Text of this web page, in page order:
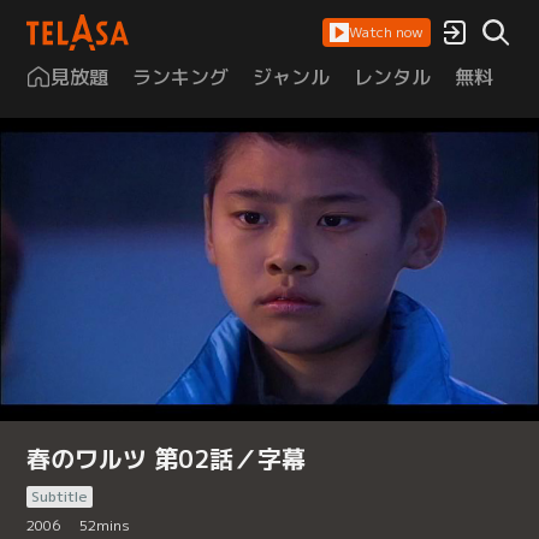
Watch now
見放題 ランキング ジャンル レンタル 無料
春のワルツ 第02話／字幕
Subtitle
2006
52mins